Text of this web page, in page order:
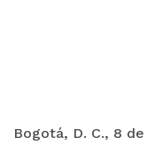
Bogotá, D. C., 8